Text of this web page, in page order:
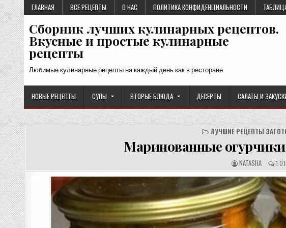
Перейти
к
содержимому
ГЛАВНАЯ ВСЕ РЕЦЕПТЫ О НАС ПОЛИТИКА КОНФИДЕНЦИАЛЬНОСТИ
Сборник лучших кулинарных рецептов.
Вкусные и простые кулинарные
рецепты
Любимые кулинарные рецепты на каждый день как в ресторане
НОВЫЕ РЕЦЕПТЫ СУПЫ ВТОРЫЕ БЛЮДА ДЕСЕРТЫ САЛАТЫ И
ЛУЧШИЕ РЕЦЕПТЫ
Маринованные
А
В
Т
О
Р
Р
Е
Ц
Е
П
NATASHA О
Т
З
Ы
В
Ы
:
1